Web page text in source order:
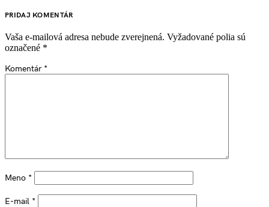
PRIDAJ KOMENTÁR
Vaša e-mailová adresa nebude zverejnená. Vyžadované polia sú
označené *
Komentár *
Meno *
E-mail *